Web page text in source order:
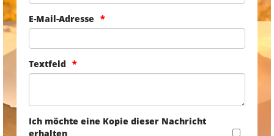
E-Mail-Adresse
Textfeld
Ich möchte eine Kopie dieser Nachricht
erhalten